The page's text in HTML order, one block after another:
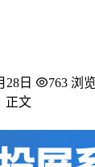
28日
763 浏览
正文